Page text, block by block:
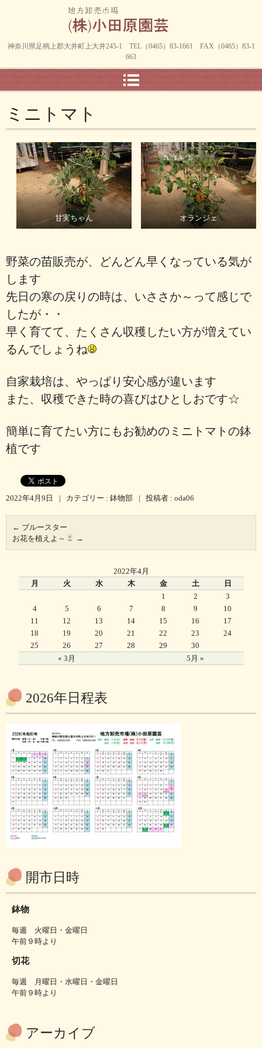
神奈川県足柄上郡大井町上大井245-1 TEL（0465）83-1661 FAX（0465）83-1
663
ミニトマト
甘実ちゃん オランジェ
野菜の苗販売が、どんどん早くなっている気が
します
先日の寒の戻りの時は、いささか～って感じで
したが・・
早く育てて、たくさん収穫したい方が増えてい
るんでしょうね
自家栽培は、やっぱり安心感が違います
また、収穫できた時の喜びはひとしおです☆
簡単に育てたい方にもお勧めのミニトマトの鉢
植です
2022年4月9日 | カテゴリー : 鉢物部 | 投稿者 : oda06
← ブルースター
お花を植えよ～
→
2022年4月
月
火 水 木 金 土 日
« 3月 5月 »
1 2
3
4
5 6 7 8 9
10
11
12 13 14 15 16
17
18
19 20 21 22 23
24
25
26 27 28 29 30
2026年日程表
開市日時
鉢物
毎週 火曜日・金曜日
午前９時より
切花
毎週 月曜日・水曜日・金曜日
午前９時より
アーカイブ